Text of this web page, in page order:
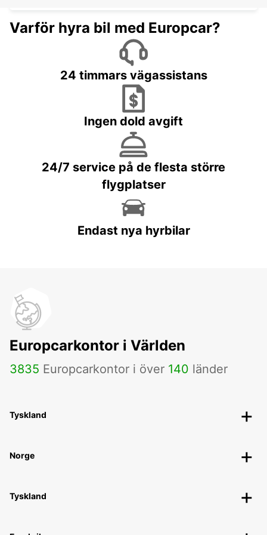
Varför hyra bil med Europcar?
24 timmars vägassistans
Ingen dold avgift
24/7 service på de flesta större
flygplatser
Endast nya hyrbilar
Europcarkontor i Världen
3835 Europcarkontor i över 140 länder
Tyskland
Norge
Tyskland